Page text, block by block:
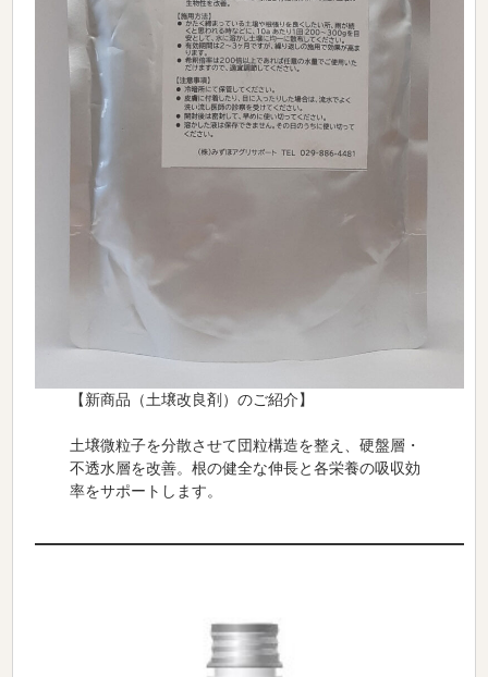
【新商品（土壌改良剤）のご紹介】
土壌微粒子を分散させて団粒構造を整え、硬盤層・
不透水層を改善。根の健全な伸長と各栄養の吸収効
率をサポートします。